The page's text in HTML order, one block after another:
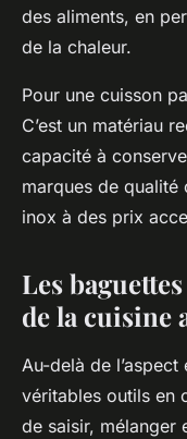
des aliments, en
de la chaleur.
Pour une cuisson
C’est un matériau
capacité à
marques de qualité
inox à des prix
Les
de la cuisine
Au-delà de l’aspect
véritables outils en
de saisir, mélanger